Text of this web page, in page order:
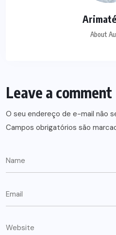
About
Leave a comment
O seu endereço de e-mail não
Campos obrigatórios são